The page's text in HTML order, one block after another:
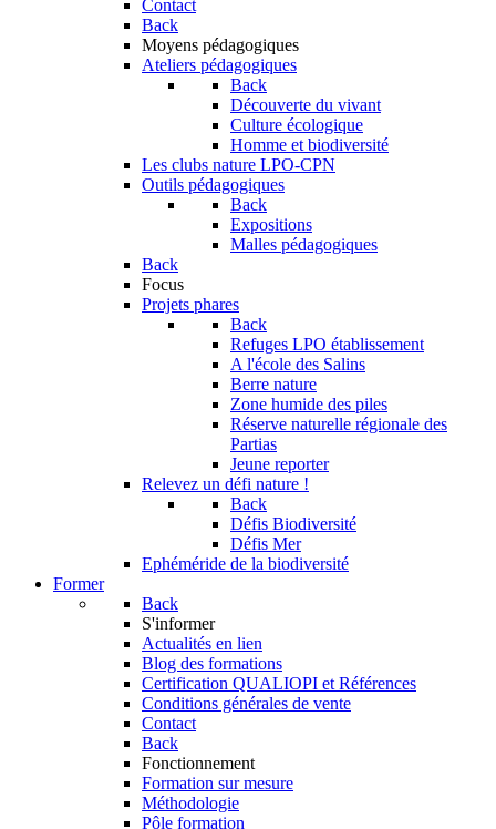
Contact
Back
Moyens pédagogiques
Ateliers pédagogiques
Back
Découverte du vivant
Culture écologique
Homme et biodiversité
Les clubs nature LPO-CPN
Outils pédagogiques
Back
Expositions
Malles pédagogiques
Back
Focus
Projets phares
Back
Refuges LPO établissement
A l'école des Salins
Berre nature
Zone humide des piles
Réserve naturelle régionale des
Partias
Jeune reporter
Relevez un défi nature !
Back
Défis Biodiversité
Défis Mer
Ephéméride de la biodiversité
Former
Back
S'informer
Actualités en lien
Blog des formations
Certification QUALIOPI et Références
Conditions générales de vente
Contact
Back
Fonctionnement
Formation sur mesure
Méthodologie
Pôle formation